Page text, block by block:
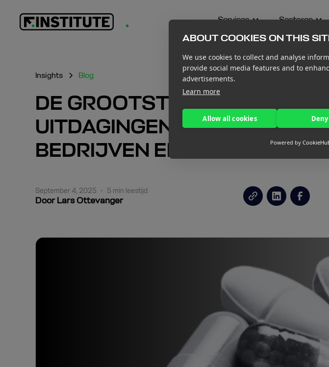
ABOUT COOKIES ON THIS
We use cookies to collect and analyse
provide social media features and to
advertisements.
Learn more
Allow all cookies
Powered by
Services Sectoren
Insights Blog
DE GROOTSTE FINANCIËLE
UITDAGINGEN VOOR LIFE
BEDRIJVEN EN HOE JE DEZE
September 4, 2025 • 5 min leestijd
Door Lars Ottevanger